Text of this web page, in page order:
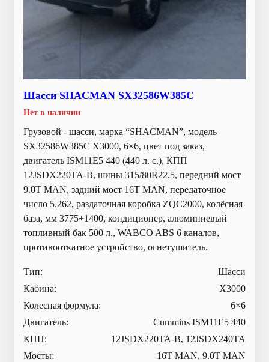
Шасси SHACMAN SX32586W385С
Нет в наличии
Грузовой - шасси, марка “SHACMAN”, модель
SX32586W385C X3000, 6×6, цвет под заказ,
двигатель ISM11E5 440 (440 л. с.), КПП
12JSDX220TA-B, шины 315/80R22.5, передний мост
9.0T MAN, задний мост 16T MAN, передаточное
число 5.262, раздаточная коробка ZQC2000, колёсная
база, мм 3775+1400, кондиционер, алюминиевый
топливный бак 500 л., WABCO ABS 6 каналов,
противооткатное устройство, огнетушитель.
Тип:
Шасси
Кабина:
X3000
Колесная формула:
6×6
Двигатель:
Cummins ISM11E5 440
КПП:
12JSDX220TA-B, 12JSDX240TA
Мосты:
16T MAN, 9.0T MAN